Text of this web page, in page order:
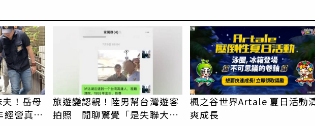
！岳母
營真相
旅遊變認親！陸男幫台灣遊客
拍照 閒聊驚覺「是失聯大
楓之谷世界Artale 夏日活動
爽成長
PR